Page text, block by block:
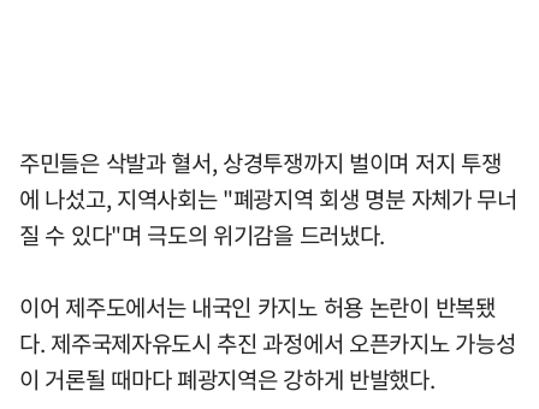
주민들은 삭발과 혈서, 상경투쟁까지 벌이며 저지 투쟁
에 나섰고, 지역사회는 "폐광지역 회생 명분 자체가 무너
질 수 있다"며 극도의 위기감을 드러냈다.
이어 제주도에서는 내국인 카지노 허용 논란이 반복됐
다. 제주국제자유도시 추진 과정에서 오픈카지노 가능성
이 거론될 때마다 폐광지역은 강하게 반발했다.